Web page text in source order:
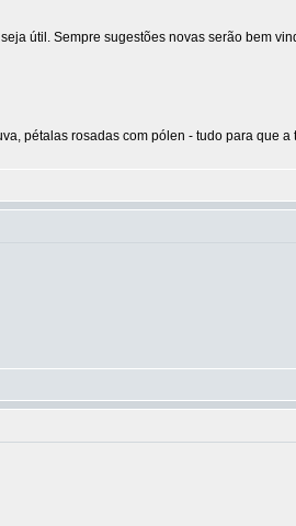
útil. Sempre sugestões novas serão bem
pétalas rosadas com pólen - tudo para que